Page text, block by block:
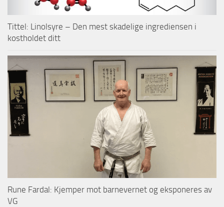
Tittel: Linolsyre – Den mest skadelige ingrediensen i
kostholdet ditt
Rune Fardal: Kjemper mot barnevernet og eksponeres av
VG